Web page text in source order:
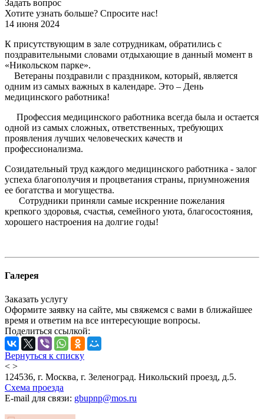
Задать вопрос
Хотите узнать больше? Спросите нас!
14 июня 2024
К присутствующим в зале сотрудникам, обратились с
поздравительными словами отдыхающие в данный момент в
«Никольском парке».
Ветераны поздравили с праздником, который, является
одним из самых важных в календаре. Это – День
медицинского работника!
Профессия медицинского работника всегда была и остается
одной из самых сложных, ответственных, требующих
проявления лучших человеческих качеств и
профессионализма.
Созидательный труд каждого медицинского работника - залог
успеха благополучия и процветания страны, приумножения
ее богатства и могущества.
Сотрудники приняли самые искренние пожелания
крепкого здоровья, счастья, семейного уюта, благосостояния,
хорошего настроения на долгие годы!
Галерея
Заказать услугу
Оформите заявку на сайте, мы свяжемся с вами в ближайшее
время и ответим на все интересующие вопросы.
Поделиться ссылкой:
Вернуться к списку
< >
124536, г. Москва, г. Зеленоград. Никольский проезд, д.5.
Схема проезда
E-mail для связи: gbupnp@mos.ru